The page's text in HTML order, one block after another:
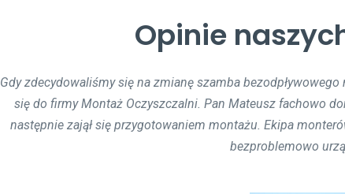
Opinie
Montaż oczyszczalni ścieków podczas budowy przebiegł
działała sprawnie - widać, że nie robili tego 1. raz. Polecam
Gdy zdecydowaliśmy się na zmianę szamba
się do firmy Montaż Oczyszczalni. Pan Mateusz fachowo
następnie zajął się przygotowaniem montażu. Ekipa
bezproblemowo